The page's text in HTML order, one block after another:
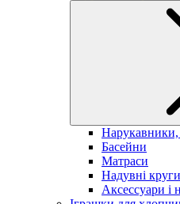
Басейни
Матраси
Надувні круги
Аксессуари і